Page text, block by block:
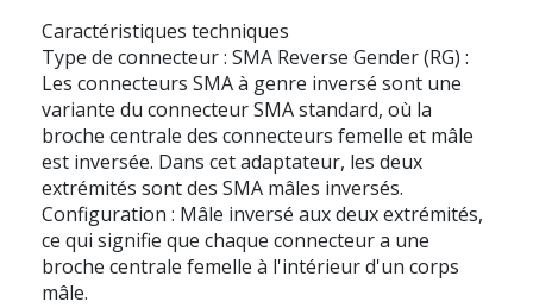
Caractéristiques techniques
Type de connecteur : SMA Reverse Gender (RG) :
Les connecteurs SMA à genre inversé sont une
variante du connecteur SMA standard, où la
broche centrale des connecteurs femelle et mâle
est inversée. Dans cet adaptateur, les deux
extrémités sont des SMA mâles inversés.
Configuration : Mâle inversé aux deux extrémités,
ce qui signifie que chaque connecteur a une
broche centrale femelle à l'intérieur d'un corps
mâle.